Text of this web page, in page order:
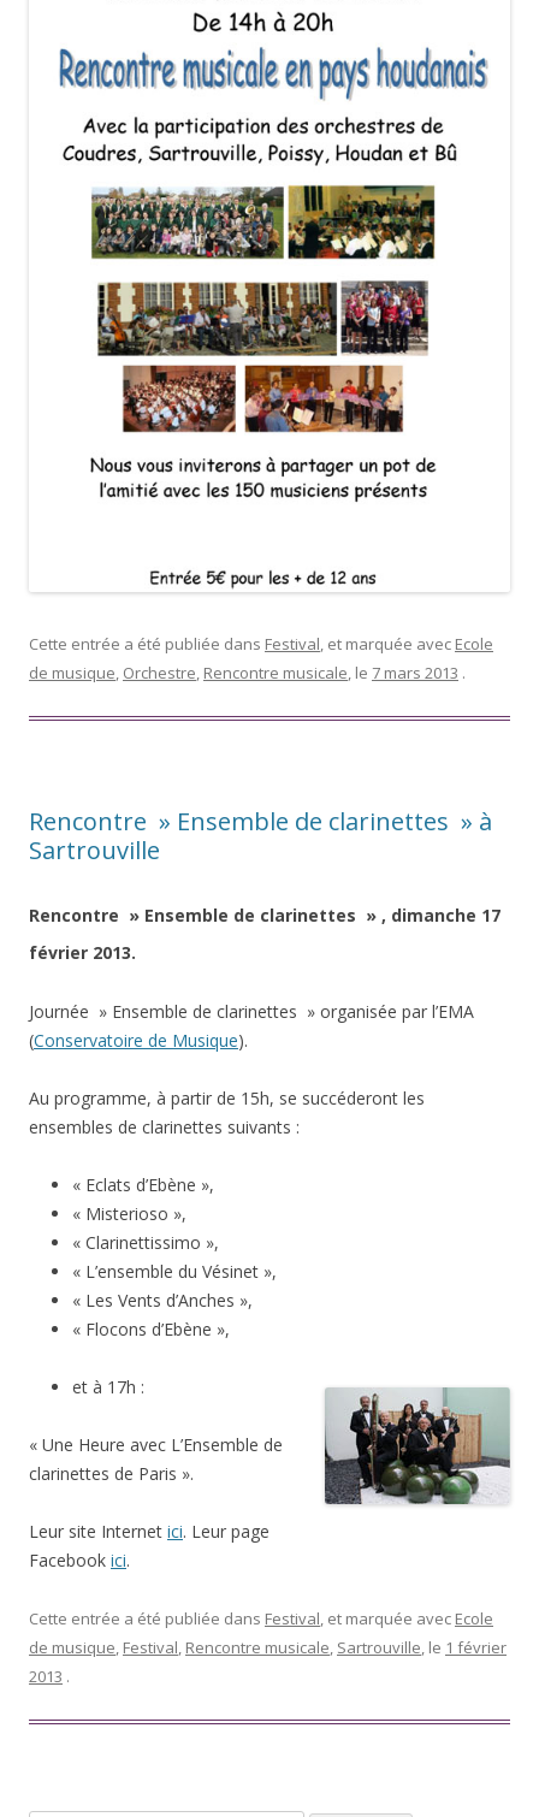
Cette entrée a été publiée dans Festival, et marquée avec Ecole
de musique, Orchestre, Rencontre musicale, le 7 mars 2013 .
Rencontre » Ensemble de clarinettes » à
Sartrouville
Rencontre » Ensemble de clarinettes » , dimanche 17
février 2013.
Journée » Ensemble de clarinettes » organisée par l’EMA
(Conservatoire de Musique).
Au programme, à partir de 15h, se succéderont les
ensembles de clarinettes suivants :
« Eclats d’Ebène »,
« Misterioso »,
« Clarinettissimo »,
« L’ensemble du Vésinet »,
« Les Vents d’Anches »,
« Flocons d’Ebène »,
et à 17h :
« Une Heure avec L’Ensemble de
clarinettes de Paris ».
Leur site Internet ici. Leur page
Facebook ici.
Cette entrée a été publiée dans Festival, et marquée avec Ecole
de musique, Festival, Rencontre musicale, Sartrouville, le 1 février
2013 .